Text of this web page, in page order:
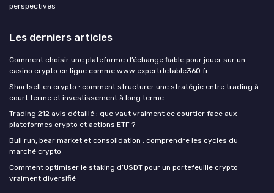
perspectives
Les derniers articles
Comment choisir une plateforme d’échange fiable pour jouer sur un
casino crypto en ligne comme www expertdetable360 fr
Shortsell en crypto : comment structurer une stratégie entre trading à
court terme et investissement à long terme
Trading 212 avis détaillé : que vaut vraiment ce courtier face aux
plateformes crypto et actions ETF ?
Bull run, bear market et consolidation : comprendre les cycles du
marché crypto
Comment optimiser le staking d’USDT pour un portefeuille crypto
vraiment diversifié